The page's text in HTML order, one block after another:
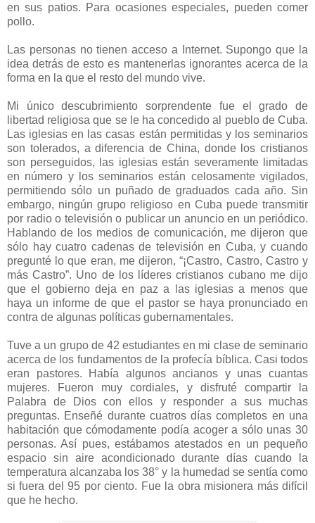
en sus patios. Para ocasiones especiales, pueden comer
pollo.
Las personas no tienen acceso a Internet. Supongo que la
idea detrás de esto es mantenerlas ignorantes acerca de la
forma en la que el resto del mundo vive.
Mi único descubrimiento sorprendente fue el grado de
libertad religiosa que se le ha concedido al pueblo de Cuba.
Las iglesias en las casas están permitidas y los seminarios
son tolerados, a diferencia de China, donde los cristianos
son perseguidos, las iglesias están severamente limitadas
en número y los seminarios están celosamente vigilados,
permitiendo sólo un puñado de graduados cada año. Sin
embargo, ningún grupo religioso en Cuba puede transmitir
por radio o televisión o publicar un anuncio en un periódico.
Hablando de los medios de comunicación, me dijeron que
sólo hay cuatro cadenas de televisión en Cuba, y cuando
pregunté lo que eran, me dijeron, “¡Castro, Castro, Castro y
más Castro”. Uno de los líderes cristianos cubano me dijo
que el gobierno deja en paz a las iglesias a menos que
haya un informe de que el pastor se haya pronunciado en
contra de algunas políticas gubernamentales.
Tuve a un grupo de 42 estudiantes en mi clase de seminario
acerca de los fundamentos de la profecía bíblica. Casi todos
eran pastores. Había algunos ancianos y unas cuantas
mujeres. Fueron muy cordiales, y disfruté compartir la
Palabra de Dios con ellos y responder a sus muchas
preguntas. Enseñé durante cuatros días completos en una
habitación que cómodamente podía acoger a sólo unas 30
personas. Así pues, estábamos atestados en un pequeño
espacio sin aire acondicionado durante días cuando la
temperatura alcanzaba los 38° y la humedad se sentía como
si fuera del 95 por ciento. Fue la obra misionera más difícil
que he hecho.